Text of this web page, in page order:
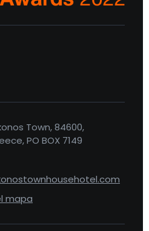
Town, 84600,
PO BOX 7149
mapa